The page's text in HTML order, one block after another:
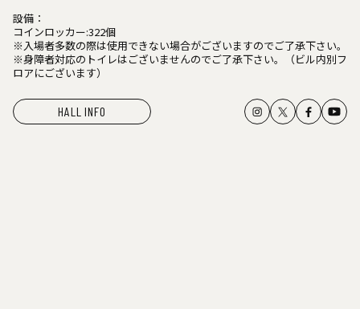
設備：
コインロッカー:322個
※入場者多数の際は使用できない場合がございますのでご了承下さい。
※身障者対応のトイレはございませんのでご了承下さい。（ビル内別フ
ロアにございます）
HALL INFO